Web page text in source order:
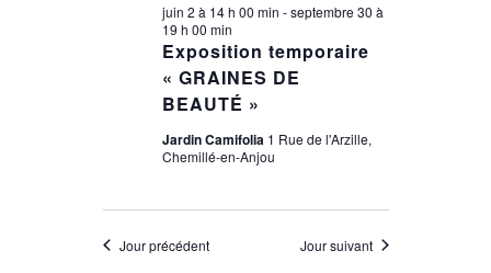
Exposition temporaire
« GRAINES DE
BEAUTÉ »
juin 2 à 14 h 00 min -septembre 30 à
19 h 00 min
Jardin Camifolia 1 Rue de l'Arzille,
Chemillé-en-Anjou
Jour précédent Jour suivant